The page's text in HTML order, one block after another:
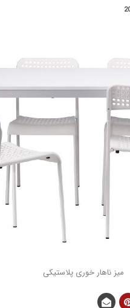
میز ناهار خوری پلاستیکی